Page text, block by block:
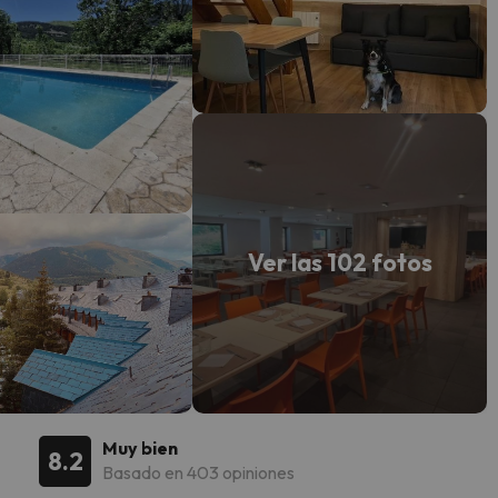
Ver las 102 fotos
8.2
Muy bien
Basado en 403 opiniones